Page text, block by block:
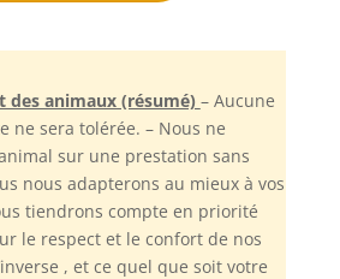
des animaux (résumé) – Aucune
ne sera tolérée. – Nous ne
sur une prestation sans
nous adapterons au mieux à vos
tiendrons compte en priorité
le respect et le confort de nos
, et ce quel que soit votre